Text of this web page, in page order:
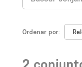
Ordenar por